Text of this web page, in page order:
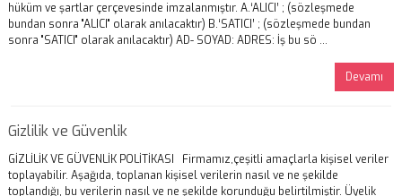
hüküm ve şartlar çerçevesinde imzalanmıştır. A.‘ALICI’ ; (sözleşmede
bundan sonra "ALICI" olarak anılacaktır) B.‘SATICI’ ; (sözleşmede bundan
sonra "SATICI" olarak anılacaktır) AD- SOYAD: ADRES: İş bu sö ...
Devamı
Gizlilik ve Güvenlik
GİZLİLİK VE GÜVENLİK POLİTİKASI Firmamız,çeşitli amaçlarla kişisel veriler
toplayabilir. Aşağıda, toplanan kişisel verilerin nasıl ve ne şekilde
toplandığı, bu verilerin nasıl ve ne şekilde korunduğu belirtilmiştir. Üyelik